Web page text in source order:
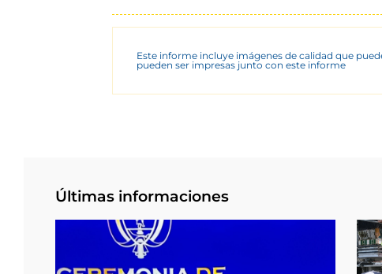
Este informe incluye imágenes de calidad que
pueden ser impresas junto con este informe
Últimas informaciones